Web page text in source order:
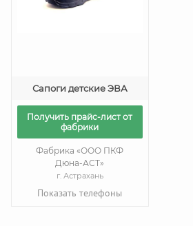
Сапоги детские ЭВА
Получить прайс-лист от
фабрики
Фабрика «ООО ПКФ
Дюна-АСТ»
г. Астрахань
Показать телефоны